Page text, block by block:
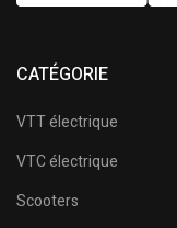
CATÉGORIE
VTT électrique
VTC électrique
Scooters